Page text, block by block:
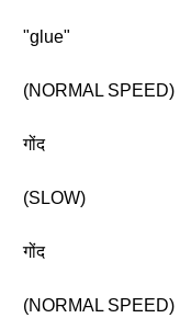
"glue"
(NORMAL SPEED)
गोंद
(SLOW)
गोंद
(NORMAL SPEED)